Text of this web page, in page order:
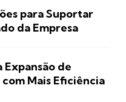
para Suportar
da Empresa
Expansão de
Mais Eficiência